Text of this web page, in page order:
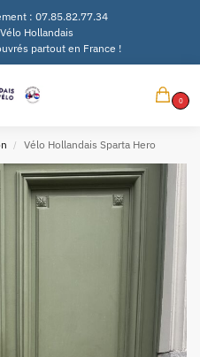
: 07.85.82.77.34
Hollandais
partout en France !
0
/ Vélo Hollandais Sparta Hero